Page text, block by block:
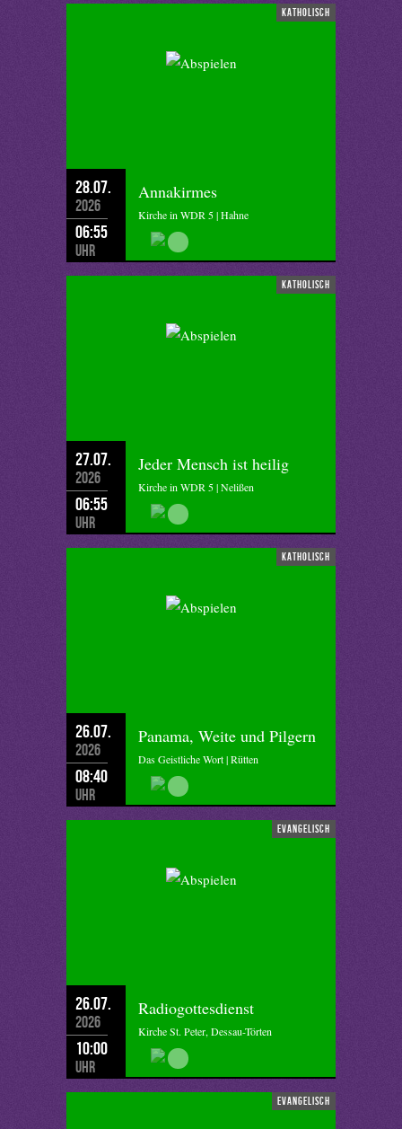
katholisch
28.07.
2026
06:55
Uhr
Annakirmes
Kirche in WDR 5 | Hahne
katholisch
27.07.
2026
06:55
Uhr
Jeder Mensch ist heilig
Kirche in WDR 5 | Nelißen
katholisch
26.07.
2026
08:40
Uhr
Panama, Weite und Pilgern
Das Geistliche Wort | Rütten
evangelisch
26.07.
2026
10:00
Uhr
Radiogottesdienst
Kirche St. Peter, Dessau-Törten
evangelisch